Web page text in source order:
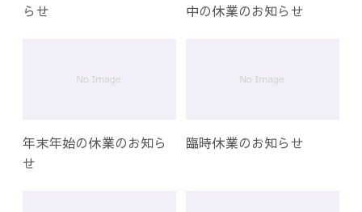
らせ
中の休業のお知らせ
年末年始の休業のお知ら
せ
臨時休業のお知らせ